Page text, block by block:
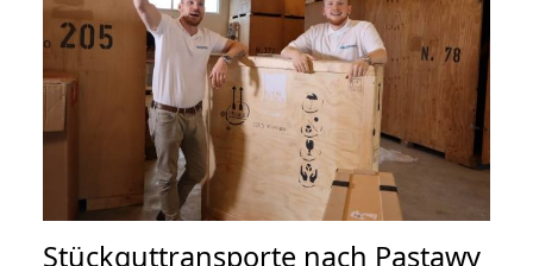
Stückguttransporte nach Pastawy